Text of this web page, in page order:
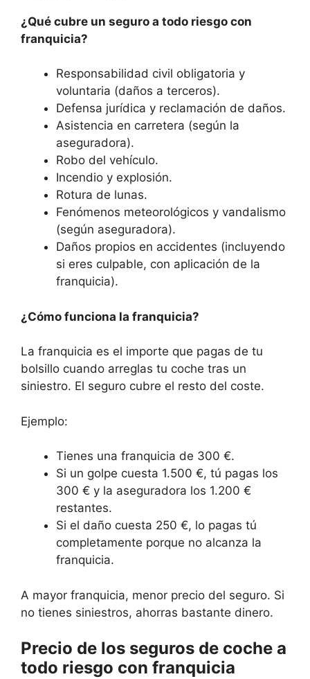
¿Qué cubre un seguro a todo riesgo con
franquicia?
Responsabilidad civil obligatoria y
voluntaria (daños a terceros).
Defensa jurídica y reclamación de daños.
Asistencia en carretera (según la
aseguradora).
Robo del vehículo.
Incendio y explosión.
Rotura de lunas.
Fenómenos meteorológicos y vandalismo
(según aseguradora).
Daños propios en accidentes (incluyendo
si eres culpable, con aplicación de la
franquicia).
¿Cómo funciona la franquicia?
La franquicia es el importe que pagas de tu
bolsillo cuando arreglas tu coche tras un
siniestro. El seguro cubre el resto del coste.
Ejemplo:
Tienes una franquicia de 300 €.
Si un golpe cuesta 1.500 €, tú pagas los
300 € y la aseguradora los 1.200 €
restantes.
Si el daño cuesta 250 €, lo pagas tú
completamente porque no alcanza la
franquicia.
A mayor franquicia, menor precio del seguro. Si
no tienes siniestros, ahorras bastante dinero.
Precio de los seguros de coche a
todo riesgo con franquicia